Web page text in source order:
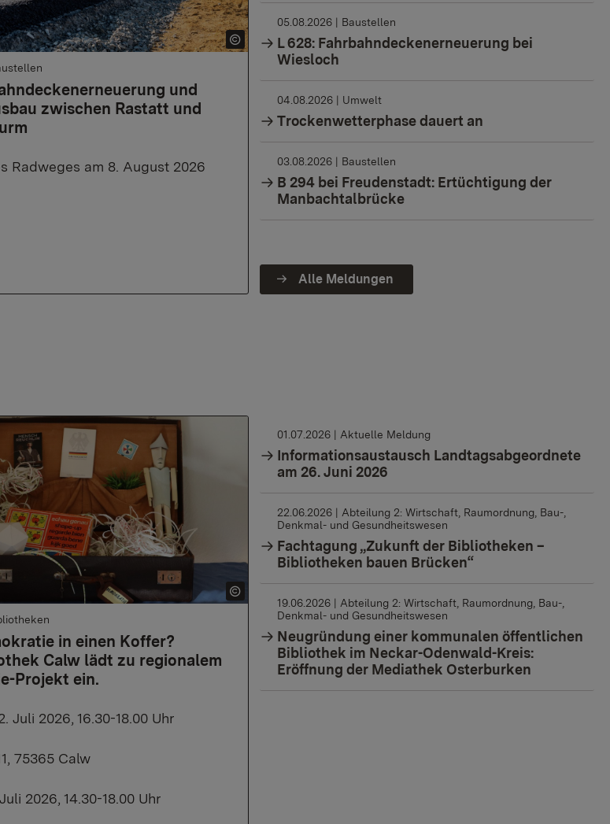
und
zwischen Rastatt und
Radweges am 8. August 2026
05.08.2026 | Baustellen
L 628: Fahrbahndeckenerneuerung bei
Wiesloch
04.08.2026 | Umwelt
Trockenwetterphase dauert an
03.08.2026 | Baustellen
B 294 bei Freudenstadt: Ertüchtigung der
Manbachtalbrücke
Alle Meldungen
in einen Koffer?
Calw lädt zu regionalem
Projekt ein.
Juli 2026, 16.30-18.00 Uhr
75365 Calw
2026, 14.30-18.00 Uhr
01.07.2026 | Aktuelle Meldung
Informationsaustausch Landtagsabgeordnete
am 26. Juni 2026
22.06.2026 | Abteilung 2: Wirtschaft, Raumordnung, Bau-,
Denkmal- und Gesundheitswesen
Fachtagung „Zukunft der Bibliotheken –
Bibliotheken bauen Brücken“
19.06.2026 | Abteilung 2: Wirtschaft, Raumordnung, Bau-,
Denkmal- und Gesundheitswesen
Neugründung einer kommunalen öffentlichen
Bibliothek im Neckar-Odenwald-Kreis:
Eröffnung der Mediathek Osterburken